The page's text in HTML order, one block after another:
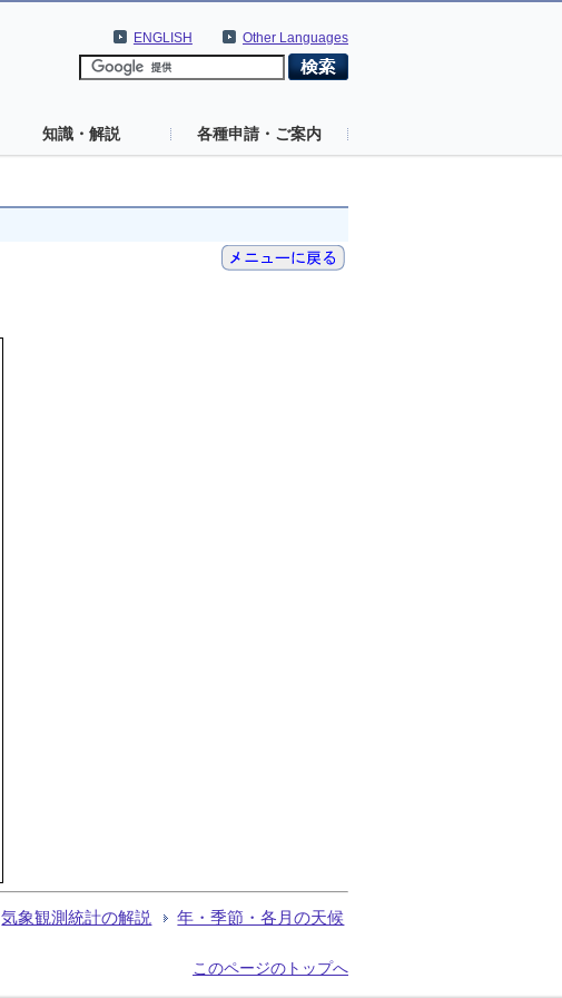
Other Languages
ENGLISH
知識・解説 各種申請・ご案内
気象観測統計の解説 年・季節・各月の天候
このページのトップへ